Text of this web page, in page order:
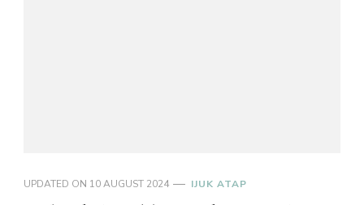
UPDATED ON 10 AUGUST 2024 IJUK ATAP